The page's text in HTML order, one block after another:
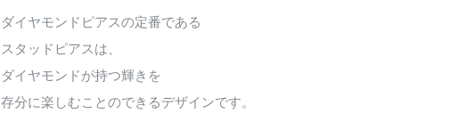
ダイヤモンドピアスの定番である
スタッドピアスは、
ダイヤモンドが持つ輝きを
存分に楽しむことのできるデザインです。